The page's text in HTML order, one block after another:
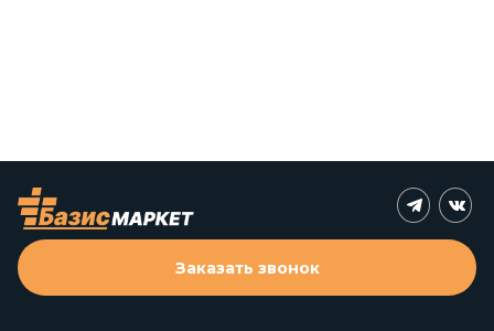
Заказать звонок